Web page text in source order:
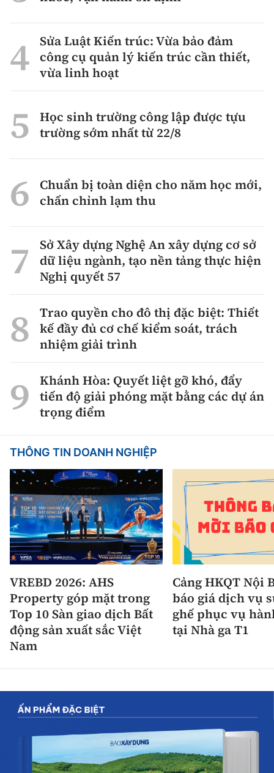
Sửa Luật Kiến trúc: Vừa bảo đảm
công cụ quản lý kiến trúc cần thiết,
vừa linh hoạt
Học sinh trường công lập được tựu
trường sớm nhất từ 22/8
Chuẩn bị toàn diện cho năm học mới,
chấn chỉnh lạm thu
Sở Xây dựng Nghệ An xây dựng cơ sở
dữ liệu ngành, tạo nền tảng thực hiện
Nghị quyết 57
Trao quyền cho đô thị đặc biệt: Thiết
kế đầy đủ cơ chế kiểm soát, trách
nhiệm giải trình
Khánh Hòa: Quyết liệt gỡ khó, đẩy
tiến độ giải phóng mặt bằng các dự án
trọng điểm
THÔNG TIN DOANH NGHIỆP
VREBD 2026: AHS
Property góp mặt trong
Top 10 Sàn giao dịch Bất
động sản xuất sắc Việt
Nam
Cảng HKQT Nội
báo giá dịch vụ
ghế phục vụ
tại Nhà ga T1